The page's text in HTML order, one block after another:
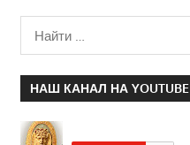
НАШ КАНАЛ НА YOUTUBE